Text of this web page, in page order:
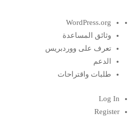
نبذة
عن
ووردبريس
WordPress.org
وثائق المساعدة
تعرف على ووردبريس
الدعم
طلبات واقتراحات
Log In
Register